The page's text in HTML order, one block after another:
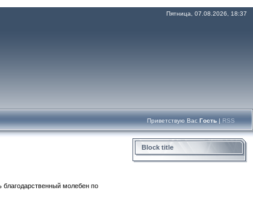
Пятница, 07.08.2026, 18:37
Приветствую Вас Гость | RSS
благодарственный молебен по
Block title